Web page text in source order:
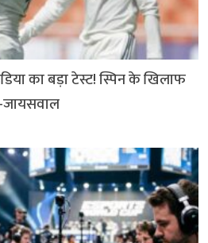
का बड़ा टेस्ट! स्पिन के खिलाफ